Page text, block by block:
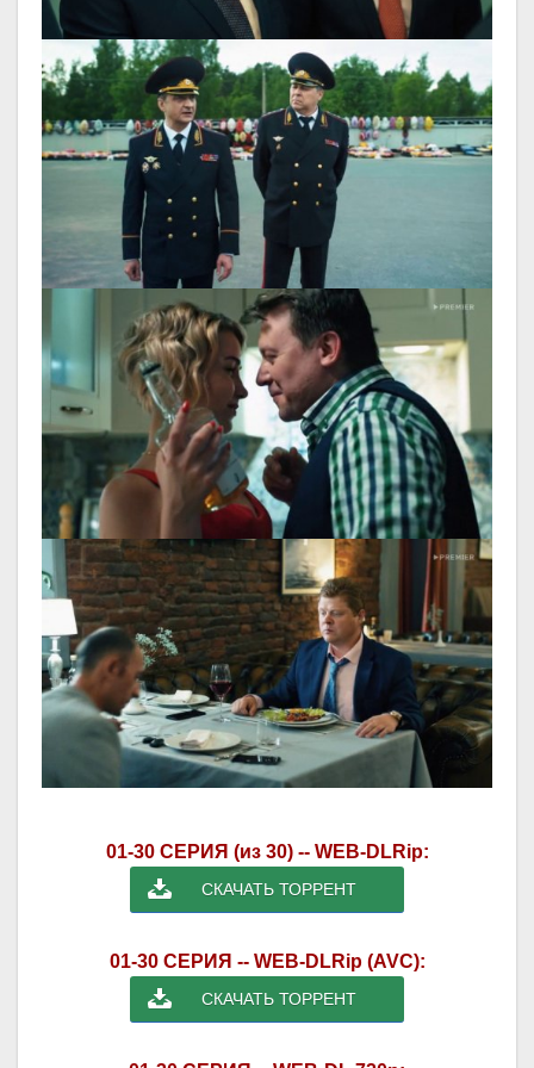
01-30 СЕРИЯ (из 30) -- WEB-DLRip:
СКАЧАТЬ ТОРРЕНТ
01-30 СЕРИЯ -- WEB-DLRip (AVC):
СКАЧАТЬ ТОРРЕНТ